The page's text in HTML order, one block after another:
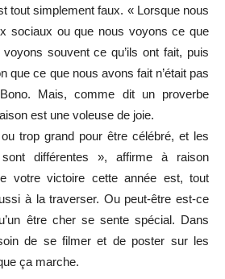
tout simplement faux. « Lorsque nous
sociaux ou que nous voyons ce que
souvent ce qu’ils ont fait, puis
que ce que nous avons fait n’était pas
Mais, comme dit un proverbe
est une voleuse de joie.
trop grand pour être célébré, et les
différentes », affirme à raison
votre victoire cette année est, tout
à la traverser. Ou peut-être est-ce
être cher se sente spécial. Dans
de se filmer et de poster sur les
ça marche.